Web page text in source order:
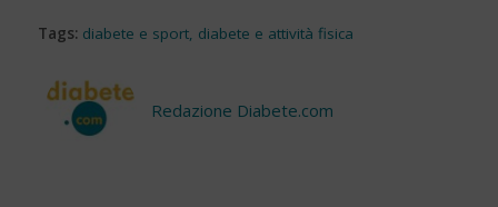
Tags: diabete e sport, diabete e attività fisica
Redazione Diabete.com